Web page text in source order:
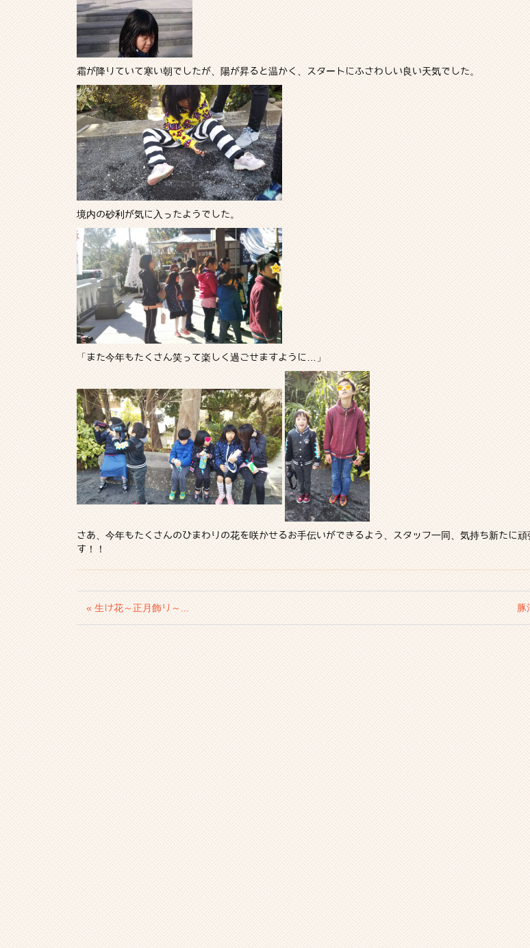
霜が降りていて寒い朝でしたが、陽が昇ると温かく、スタートにふさわしい良い天気でした。
境内の砂利が気に入ったようでした。
「また今年もたくさん笑って楽しく過ごせますように…」
さあ、今年もたくさんのひまわりの花を咲かせるお手伝いができるよう、スタッフ一同、気持ち新たに頑
す！！
« 生け花～正月飾り～... 豚